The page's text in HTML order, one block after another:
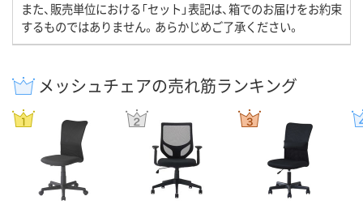
また、販売単位における「セット」表記は、箱でのお届けをお約束
するものではありません。あらかじめご了承ください。
メッシュチェアの売れ筋ランキング